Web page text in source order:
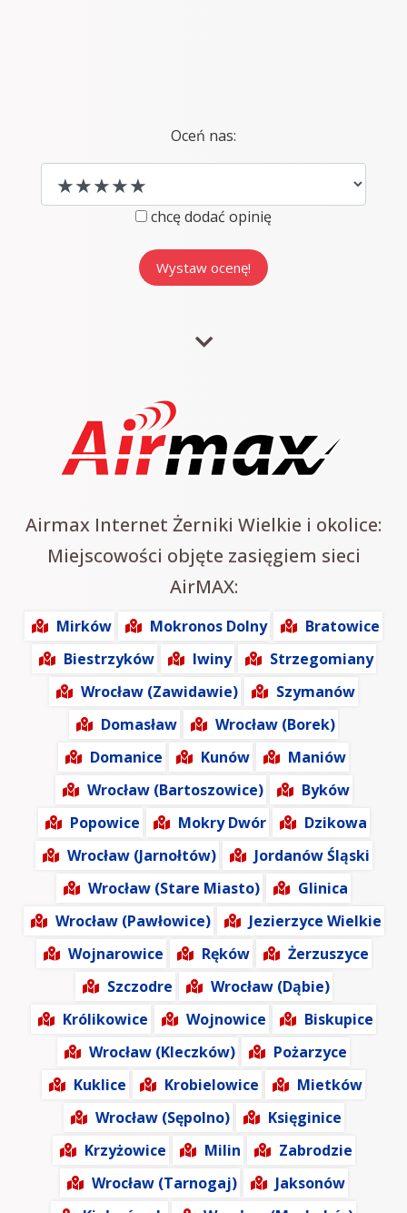
Oceń nas:
chcę dodać opinię
Airmax Internet Żerniki Wielkie i okolice:
Miejscowości objęte zasięgiem sieci
AirMAX:
Mirków Mokronos Dolny
Bratowice
Biestrzyków
Iwiny
Strzegomiany
Wrocław (Zawidawie)
Szymanów
Domasław
Wrocław (Borek)
Domanice
Kunów
Maniów
Wrocław (Bartoszowice)
Byków
Popowice
Mokry Dwór
Dzikowa
Wrocław (Jarnołtów)
Jordanów Śląski
Wrocław (Stare Miasto)
Glinica
Wrocław (Pawłowice)
Jezierzyce Wielkie
Wojnarowice
Ręków
Żerzuszyce
Szczodre
Wrocław (Dąbie)
Królikowice
Wojnowice
Biskupice
Wrocław (Kleczków)
Pożarzyce
Kuklice
Krobielowice
Mietków
Wrocław (Sępolno)
Księginice
Krzyżowice
Milin
Zabrodzie
Wrocław (Tarnogaj)
Jaksonów